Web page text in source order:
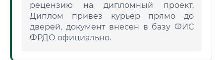
рецензию на дипломный проект.
Диплом привез курьер прямо до
дверей, документ внесен в базу ФИС
ФРДО официально.